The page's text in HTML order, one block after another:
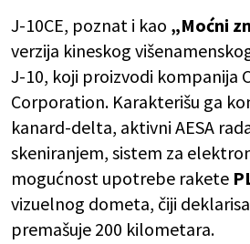
J-10CE, poznat i kao „Moćni
verzija kineskog
J-10, koji proizvodi kompanija
Corporation. Karakterišu ga
kanard-delta, aktivni AESA
skeniranjem, sistem za
mogućnost upotrebe rakete
vizuelnog dometa, čiji
premašuje 200 kilometara.